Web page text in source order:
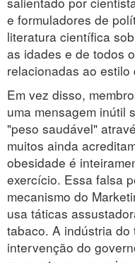
e formuladores de
literatura científica
as idades e de todos
relacionadas ao estilo
Em vez disso,
uma mensagem inútil
"peso saudável"
muitos ainda
obesidade é
exercício. Essa falsa
mecanismo do
usa táticas
tabaco. A indústria
intervenção do